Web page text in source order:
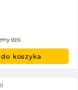
dziś
koszyka